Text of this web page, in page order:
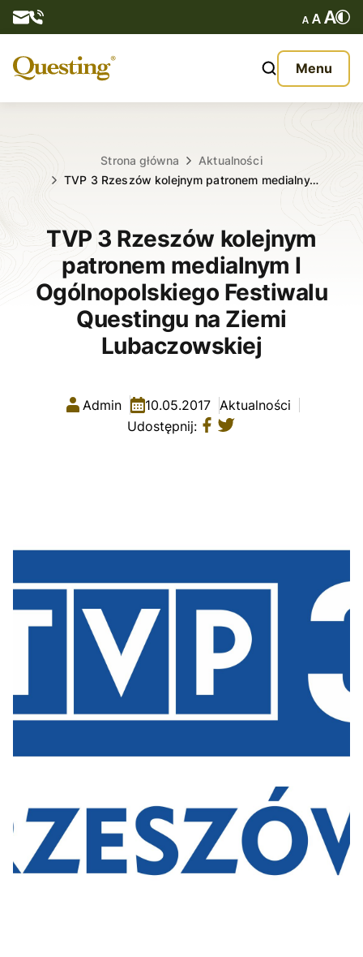
Menu
O nas
Kontakt
Strona główna
Aktualności
TVP 3 Rzeszów kolejnym patronem medialny…
TVP 3 Rzeszów kolejnym
patronem medialnym I
Ogólnopolskiego Festiwalu
Questingu na Ziemi
Lubaczowskiej
Admin 10.05.2017 Aktualności
Udostępnij: